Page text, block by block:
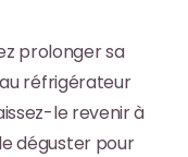
prolonger sa
réfrigérateur
le revenir à
déguster pour